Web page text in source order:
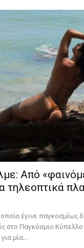
Από
τηλεοπτικά
έγινε παγκοσμίως
στο Παγκόσμιο Κύπελλο
μία...